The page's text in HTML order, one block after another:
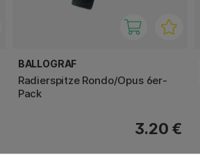
BALLOGRAF
Radierspitze Rondo/Opus 6er-
Pack
3.20 €